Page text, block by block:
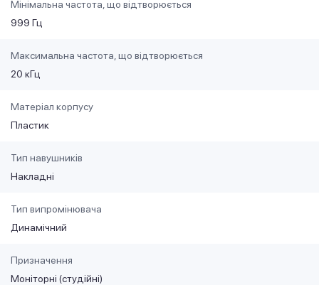
Мінімальна частота, що відтворюється
999 Гц
Максимальна частота, що відтворюється
20 кГц
Матеріал корпусу
Пластик
Тип навушників
Накладні
Тип випромінювача
Динамічний
Призначення
Моніторні (студійні)